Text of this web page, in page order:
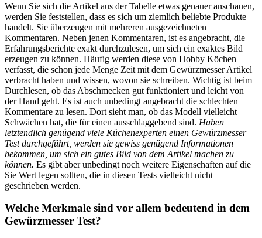
Wenn Sie sich die Artikel aus der Tabelle etwas genauer anschauen,
werden Sie feststellen, dass es sich um ziemlich beliebte Produkte
handelt. Sie überzeugen mit mehreren ausgezeichneten
Kommentaren. Neben jenen Kommentaren, ist es angebracht, die
Erfahrungsberichte exakt durchzulesen, um sich ein exaktes Bild
erzeugen zu können. Häufig werden diese von Hobby Köchen
verfasst, die schon jede Menge Zeit mit dem Gewürzmesser Artikel
verbracht haben und wissen, wovon sie schreiben. Wichtig ist beim
Durchlesen, ob das Abschmecken gut funktioniert und leicht von
der Hand geht. Es ist auch unbedingt angebracht die schlechten
Kommentare zu lesen. Dort sieht man, ob das Modell vielleicht
Schwächen hat, die für einen ausschlaggebend sind. Haben
letztendlich genügend viele Küchenexperten einen Gewürzmesser
Test durchgeführt, werden sie gewiss genügend Informationen
bekommen, um sich ein gutes Bild von dem Artikel machen zu
können. Es gibt aber unbedingt noch weitere Eigenschaften auf die
Sie Wert legen sollten, die in diesen Tests vielleicht nicht
geschrieben werden.
Welche Merkmale sind vor allem bedeutend in dem
Gewürzmesser Test?